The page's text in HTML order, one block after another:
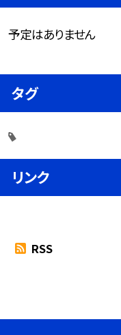
予定はありません
タグ
リンク
RSS